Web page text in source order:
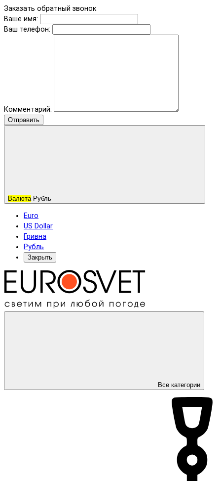
Заказать обратный звонок
Ваше имя:
Ваш телефон:
Комментарий:
Отправить
Валюта Рубль
Euro
US Dollar
Гривна
Рубль
Закрыть
Все категории